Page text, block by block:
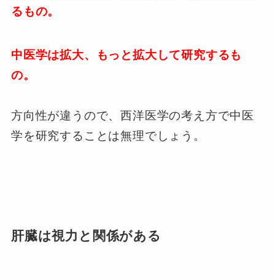
るもの。
中医学は拡大、もっと拡大して研究するも
の。
方向性が違うので、西洋医学の考え方で中医
学を研究することは無理でしょう。
肝臓は視力と関係がある